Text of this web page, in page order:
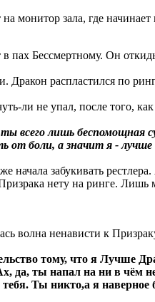
монитор зала, где начинает
в пах Бессмертному. Он
Дракон распластился по
ли не упал, после того,
ты всего лишь беспомощная
от боли, а значит я -
начала забукивать
нету на ринге. Лишь
волна ненависти к
тому, что я Лучше
да, ты напал на ни в
Ты никто,а я наверное